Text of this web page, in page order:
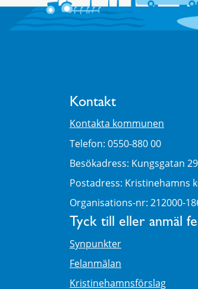
Kontakt
Kontakta kommunen
Telefon: 0550-880 00
Besökadress: Kungsgatan
Postadress: Kristinehamns
Organisations-nr: 212000-
Tyck till eller anmäl
Synpunkter
Felanmälan
Kristinehamnsförslag